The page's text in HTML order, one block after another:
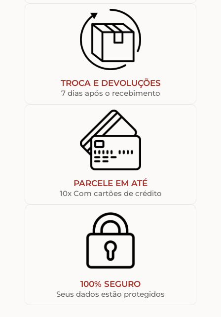
TROCA E DEVOLUÇÕES
7 dias após o recebimento
PARCELE EM ATÉ
10x Com cartões de crédito
100% SEGURO
Seus dados estão protegidos